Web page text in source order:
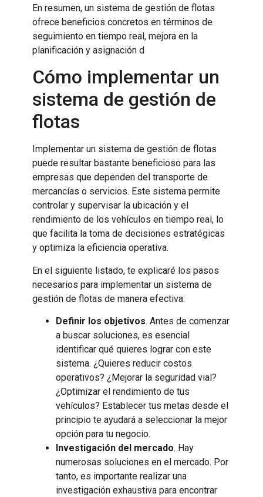
En resumen, un sistema de gestión de flotas
ofrece beneficios concretos en términos de
seguimiento en tiempo real, mejora en la
planificación y asignación d
Cómo implementar un
sistema de gestión de
flotas
Implementar un sistema de gestión de flotas
puede resultar bastante beneficioso para las
empresas que dependen del transporte de
mercancías o servicios. Este sistema permite
controlar y supervisar la ubicación y el
rendimiento de los vehículos en tiempo real, lo
que facilita la toma de decisiones estratégicas
y optimiza la eficiencia operativa.
En el siguiente listado, te explicaré los pasos
necesarios para implementar un sistema de
gestión de flotas de manera efectiva:
Definir los objetivos. Antes de comenzar
a buscar soluciones, es esencial
identificar qué quieres lograr con este
sistema. ¿Quieres reducir costos
operativos? ¿Mejorar la seguridad vial?
¿Optimizar el rendimiento de tus
vehículos? Establecer tus metas desde el
principio te ayudará a seleccionar la mejor
opción para tu negocio.
Investigación del mercado. Hay
numerosas soluciones en el mercado. Por
tanto, es importante realizar una
investigación exhaustiva para encontrar